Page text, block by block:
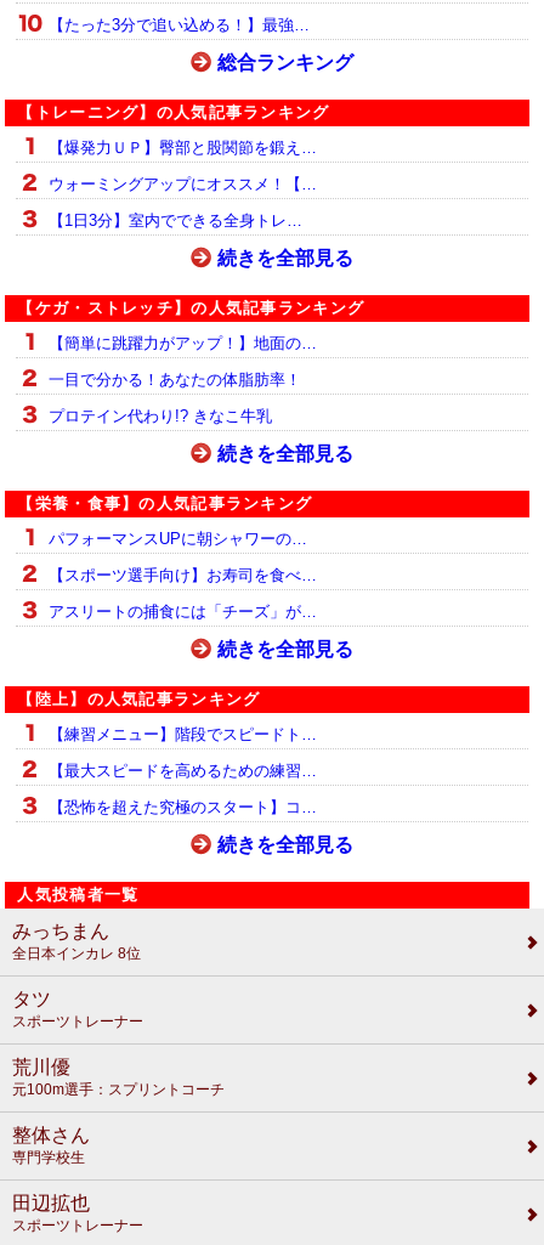
【たった3分で追い込める！】最強…
総合ランキング
【トレーニング】の人気記事ランキング
【爆発力ＵＰ】臀部と股関節を鍛え…
ウォーミングアップにオススメ！【…
【1日3分】室内でできる全身トレ…
続きを全部見る
【ケガ・ストレッチ】の人気記事ランキング
【簡単に跳躍力がアップ！】地面の…
一目で分かる！あなたの体脂肪率！
プロテイン代わり!? きなこ牛乳
続きを全部見る
【栄養・食事】の人気記事ランキング
パフォーマンスUPに朝シャワーの…
【スポーツ選手向け】お寿司を食べ…
アスリートの捕食には「チーズ」が…
続きを全部見る
【陸上】の人気記事ランキング
【練習メニュー】階段でスピードト…
【最大スピードを高めるための練習…
【恐怖を超えた究極のスタート】コ…
続きを全部見る
人気投稿者一覧
みっちまん
全日本インカレ 8位
タツ
スポーツトレーナー
荒川優
元100m選手：スプリントコーチ
整体さん
専門学校生
田辺拡也
スポーツトレーナー